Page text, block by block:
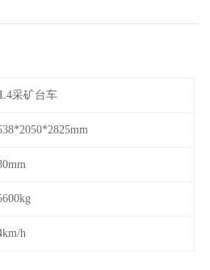
采矿台车
h